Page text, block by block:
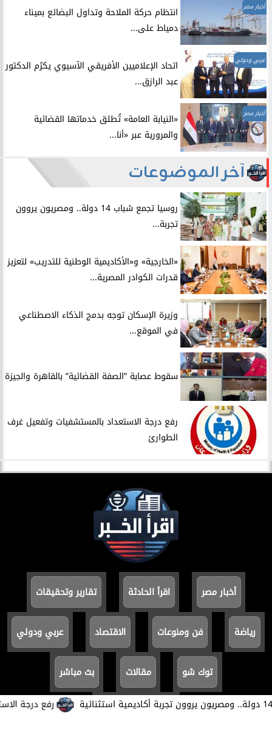
​رفع درجة
أخبار مصر
انتظام حركة الملاحة وتداول البضائع بميناء
دمياط على...
عربي ودولي
اتحاد الإعلاميين الأفريقي الآسيوي يكرّم الدكتور
عبد الرازق...
أخبار مصر
​«النيابة العامة» تُطلق خدماتها القضائية
والمرورية عبر «أنا...
آخر الموضوعات
روسيا تجمع شباب 14 دولة.. ومصريون يروون
تجربة...
​«الخارجية» و«الأكاديمية الوطنية للتدريب» لتعزيز
قدرات الكوادر المصرية...
​وزيرة الإسكان توجه بدمج الذكاء الاصطناعي
في الموقع...
سقوط عصابة ”الصفة القضائية” بالقاهرة والجيزة
​رفع درجة الاستعداد بالمستشفيات وتفعيل غرف
الطوارئ
أخبار مصر اقرأ الحادثة تقارير وتحقيقات
رياضة فن ومنوعات الاقتصاد عربي ودولي
توك شو مقالات بث مباشر
سياسة الخصوصية